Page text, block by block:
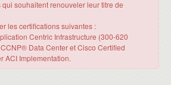
souhaitent renouveler leur titre de
les certifications suivantes :
Centric Infrastructure (300-620
Data Center et Cisco Certified
ACI Implementation.